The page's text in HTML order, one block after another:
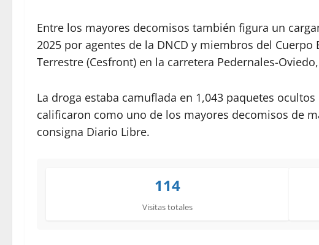
Entre los mayores decomisos también figura un
2025 por agentes de la DNCD y miembros del Cuerpo
Terrestre (Cesfront) en la carretera Pedernales-
La droga estaba camuflada en 1,043 paquetes
calificaron como uno de los mayores decomisos de
consigna Diario Libre.
114
Visitas totales